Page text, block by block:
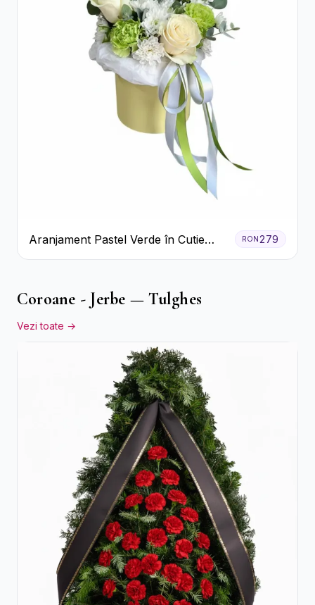
Aranjament Pastel Verde în Cutie
Galben Pal
RON 279
Coroane - Jerbe — Tulghes
Vezi toate →